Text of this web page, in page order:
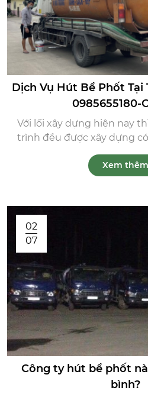
Dịch Vụ Hút Bể Phốt Tại
0985655180-
Với lối xây dựng hiện nay
trình đều được xây dựng
Xem thêm
02
07
Công ty hút bể phốt
bình?